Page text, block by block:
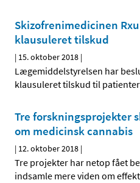
Skizofrenimedicinen
klausuleret tilskud
| 15. oktober 2018 |
Lægemiddelstyrelsen har
klausuleret tilskud til
Tre forskningsprojekter
om medicinsk cannabis
| 12. oktober 2018 |
Tre projekter har netop fået
indsamle mere viden om